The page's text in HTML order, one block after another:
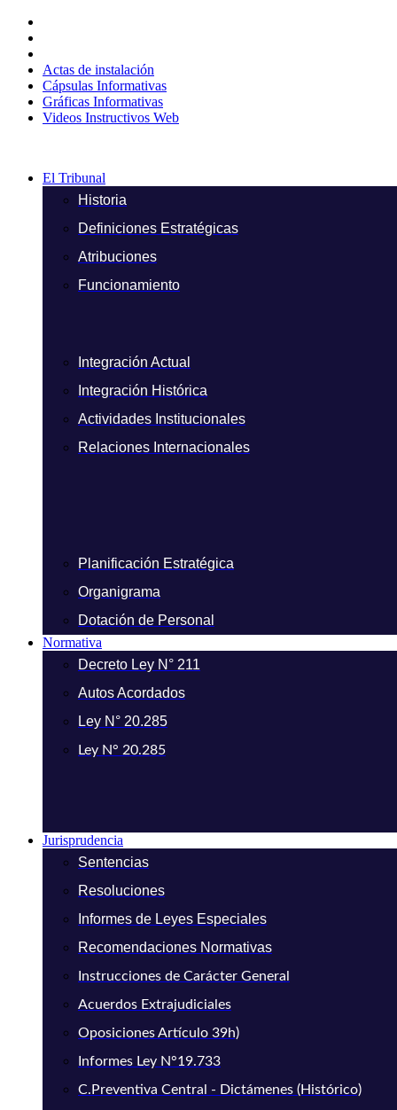
contenido
Actas de instalación
Cápsulas Informativas
Gráficas Informativas
Videos Instructivos Web
El Tribunal
Historia
Definiciones Estratégicas
Atribuciones
Funcionamiento
Integración Actual
Integración Histórica
Actividades Institucionales
Relaciones Internacionales
Planificación Estratégica
Organigrama
Dotación de Personal
Normativa
Decreto Ley N° 211
Autos Acordados
Ley N° 20.285
Ley N° 20.285
Jurisprudencia
Sentencias
Resoluciones
Informes de Leyes Especiales
Recomendaciones Normativas
Instrucciones de Carácter General
Acuerdos Extrajudiciales
Oposiciones Artículo 39h)
Informes Ley N°19.733
C.Preventiva Central - Dictámenes (Histórico)